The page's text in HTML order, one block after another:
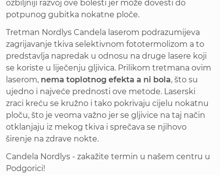
ozbiljniji razvoj ove bolesti jer može dovesti do
potpunog gubitka nokatne ploče.
Tretman Nordlys Candela laserom podrazumijeva
zagrijavanje tkiva selektivnom fototermolizom a to
predstavlja napredak u odnosu na druge lasere koji
se koriste u liječenju gljivica. Prilikom tretmana ovim
laserom, nema toplotnog efekta a ni bola, što su
ujedno i najveće prednosti ove metode. Laserski
zraci kreću se kružno i tako pokrivaju cijelu nokatnu
ploču, što je veoma važno jer se gljivice na taj način
otklanjaju iz mekog tkiva i sprečava se njihovo
širenje na zdrave nokte.
Candela Nordlys - zakažite termin u našem centru u
Podgorici!